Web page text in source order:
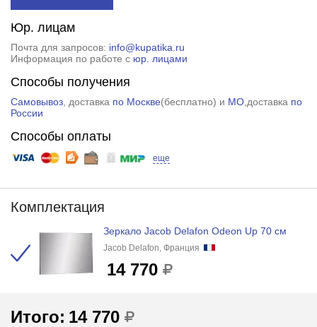
Юр. лицам
Почта для запросов: info@kupatika.ru
Информация по работе с юр. лицами
Способы получения
Самовывоз, доставка по Москве(бесплатно) и МО,доставка по
России
Способы оплаты
еще
Комплектация
Зеркало Jacob Delafon Odeon Up 70 см
Jacob Delafon, Франция
14 770
Итого: 14 770